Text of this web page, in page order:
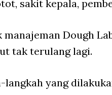
sakit kepala,
Dough
tak terulang lagi.
yang